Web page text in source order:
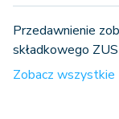
Przedawnienie
składkowego ZUS
Zobacz wszystkie